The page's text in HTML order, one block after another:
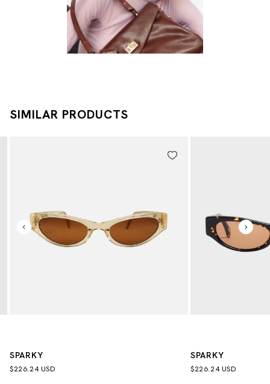
SIMILAR PRODUCTS
SPARKY
$226.24 USD
SPARKY
$226.24 USD